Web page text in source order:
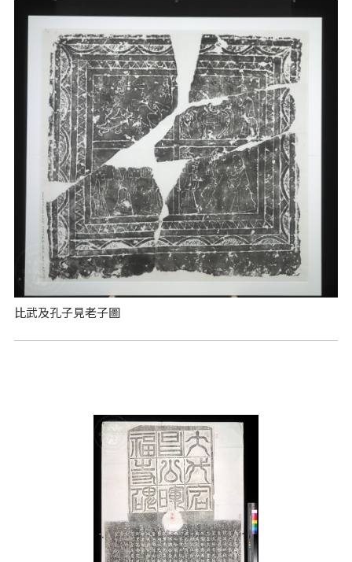
比武及孔子見老子圖